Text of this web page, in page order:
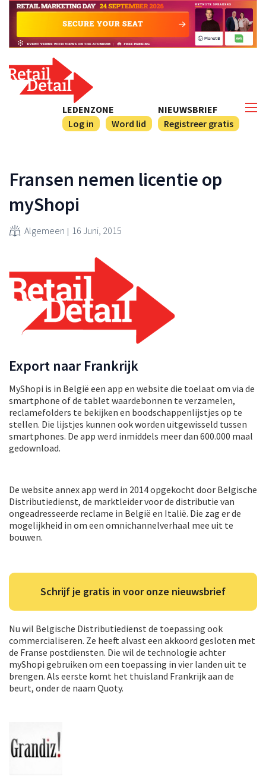
NIEUWSBRIEF
Registreer gratis
LEDENZONE
Log in
Word lid
Fransen nemen licentie op
myShopi
Algemeen 16 Juni, 2015
Export naar Frankrijk
MyShopi is in België een app en website die toelaat om via de
smartphone of de tablet waardebonnen te verzamelen,
reclamefolders te bekijken en boodschappenlijstjes op te
stellen. Die lijstjes kunnen ook worden uitgewisseld tussen
smartphones. De app werd inmiddels meer dan 600.000 maal
gedownload.
De website annex app werd in 2014 opgekocht door Belgische
Distributiedienst, de marktleider voor de distributie van
ongeadresseerde reclame in België en Italië. Die zag er de
mogelijkheid in om een omnichannelverhaal mee uit te
bouwen.
Schrijf je gratis in voor onze nieuwsbrief
Nu wil Belgische Distributiedienst de toepassing ook
commercialiseren. Ze heeft alvast een akkoord gesloten met
de Franse postdiensten. Die wil de technologie achter
myShopi gebruiken om een toepassing in vier landen uit te
brengen. Als eerste komt het thuisland Frankrijk aan de
beurt, onder de naam Quoty.